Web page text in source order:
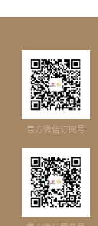
官方微信订阅号